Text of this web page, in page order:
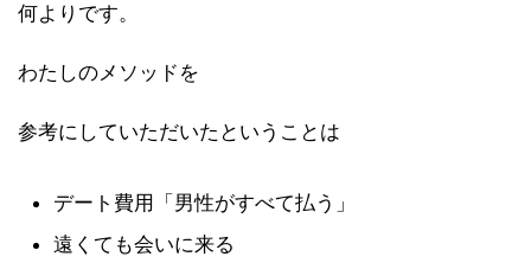
何よりです。
わたしのメソッドを
参考にしていただいたということは
デート費用「男性がすべて払う」
遠くても会いに来る